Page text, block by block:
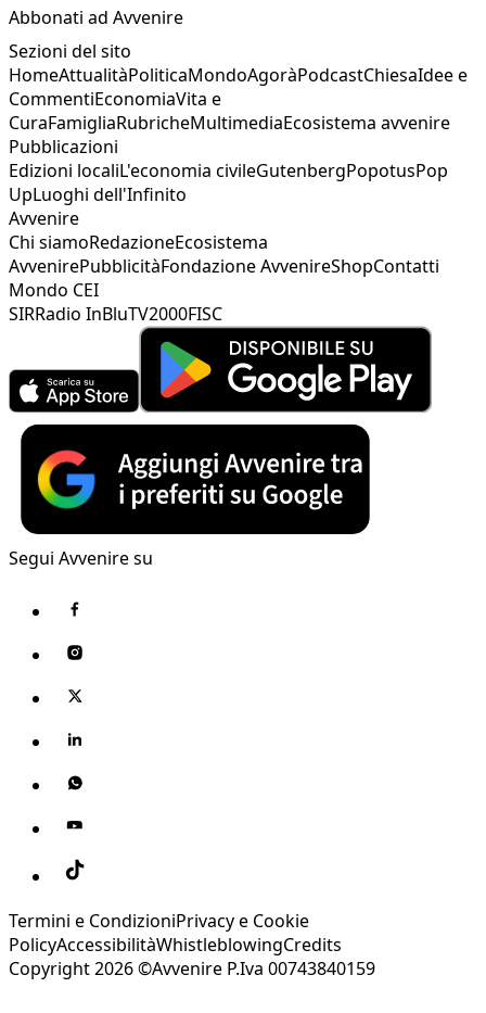
Abbonati ad Avvenire
Sezioni del sito
HomeAttualitàPoliticaMondoAgoràPodcastChiesaIdee e
CommentiEconomiaVita e
CuraFamigliaRubricheMultimediaEcosistema avvenire
Pubblicazioni
Edizioni localiL'economia civileGutenbergPopotusPop
UpLuoghi dell'Infinito
Avvenire
Chi siamoRedazioneEcosistema
AvvenirePubblicitàFondazione AvvenireShopContatti
Mondo CEI
SIRRadio InBluTV2000FISC
Segui Avvenire su
Termini e CondizioniPrivacy e Cookie
PolicyAccessibilitàWhistleblowingCredits
Copyright 2026 ©Avvenire P.Iva 00743840159